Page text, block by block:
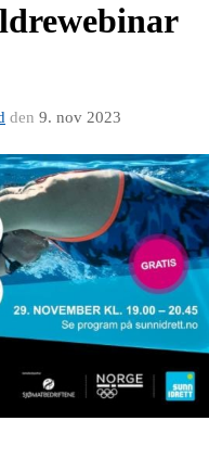
den 9. nov 2023